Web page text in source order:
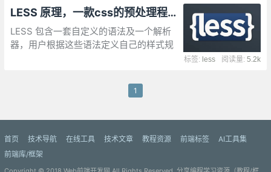
LESS 原理，一款css的预处理程序Less的使用
LESS 包含一套自定义的语法及一个解析
器，用户根据这些语法定义自己的样式规
原有的特性，更不是用来取代 CSS 的，而
是在现有 CSS 语法的基础上，为 CSS 加
阅读量:5.2k
标签: less
1
首页 技术导航 在线工具 技术文章 教程资源 前端标签
AI工具集
前端库/框架